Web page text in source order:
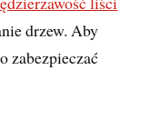
drzew. Aby
zabezpieczać